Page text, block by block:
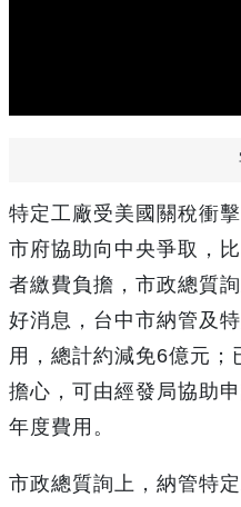
特定工廠受美國關稅衝
市府協助向中央爭取，
者繳費負擔，市政總質
好消息，台中市納管及
用，總計約減免6億元；
擔心，可由經發局協助
年度費用。
市政總質詢上，納管特